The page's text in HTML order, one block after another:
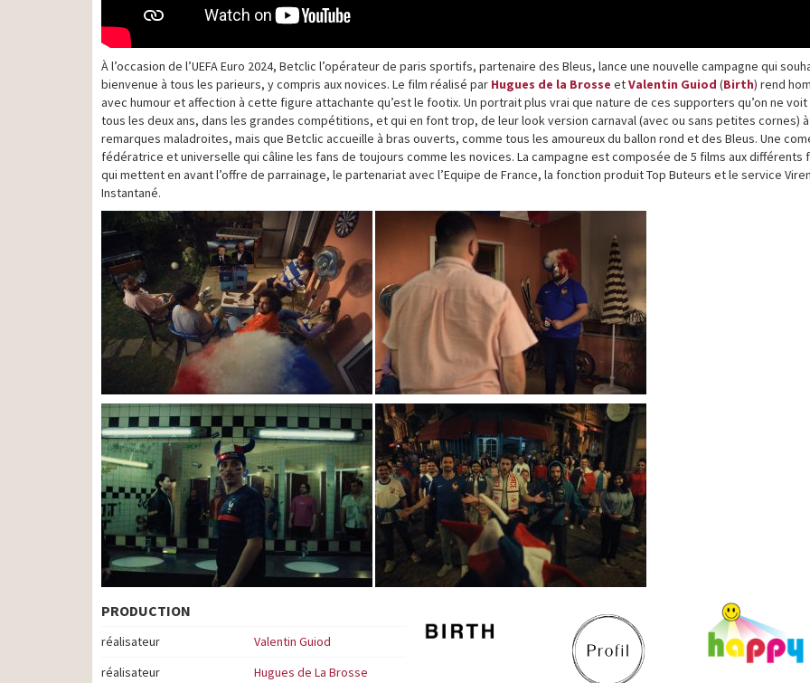
À l’occasion de l’UEFA Euro 2024, Betclic l’opérateur de paris sportifs, partenaire des Bleus, lance une nouvelle campagne qui
bienvenue à tous les parieurs, y compris aux novices. Le film réalisé par Hugues de la Brosse etValentin Guiod (Birth) rend
avec humour et affection à cette figure attachante qu’est le footix. Un portrait plus vrai que nature de ces supporters qu’on ne voit
tous les deux ans, dans les grandes compétitions, et qui en font trop, de leur look version carnaval (avec ou sans petites cornes)
remarques maladroites, mais que Betclic accueille à bras ouverts, comme tous les amoureux du ballon rond et des Bleus. Une
fédératrice et universelle qui câline les fans de toujours comme les novices. La campagne est composée de 5 films aux différents
qui mettent en avant l’offre de parrainage, le partenariat avec l’Equipe de France, la fonction produit Top Buteurs et le service
Instantané.
PRODUCTION
réalisateur
Valentin Guiod
réalisateur
Hugues de La Brosse